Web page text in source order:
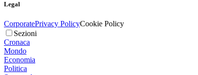
Legal
CorporatePrivacy PolicyCookie Policy
Sezioni
Cronaca
Mondo
Economia
Politica